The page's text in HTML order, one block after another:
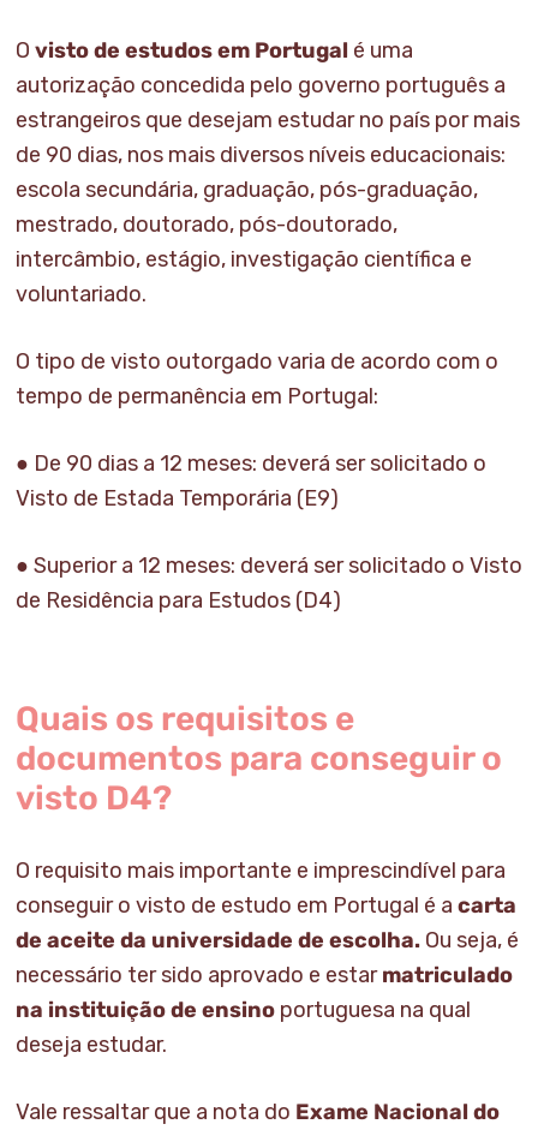
O visto de estudos em Portugal é uma
autorização concedida pelo governo português a
estrangeiros que desejam estudar no país por mais
de 90 dias, nos mais diversos níveis educacionais:
escola secundária, graduação, pós-graduação,
mestrado, doutorado, pós-doutorado,
intercâmbio, estágio, investigação científica e
voluntariado.
O tipo de visto outorgado varia de acordo com o
tempo de permanência em Portugal:
● De 90 dias a 12 meses: deverá ser solicitado o
Visto de Estada Temporária (E9)
● Superior a 12 meses: deverá ser solicitado o Visto
de Residência para Estudos (D4)
Quais os requisitos e
documentos para conseguir o
visto D4?
O requisito mais importante e imprescindível para
conseguir o visto de estudo em Portugal é a carta
de aceite da universidade de escolha. Ou seja, é
necessário ter sido aprovado e estarmatriculado
na instituição de ensino portuguesa na qual
deseja estudar.
Vale ressaltar que a nota do Exame Nacional do